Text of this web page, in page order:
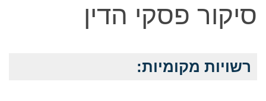
סיקור פסקי הדין
רשויות מקומיות: